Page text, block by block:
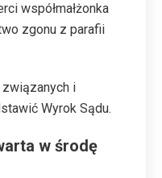
współmałżonka
zgonu z parafii
i
Wyrok Sądu.
w środę